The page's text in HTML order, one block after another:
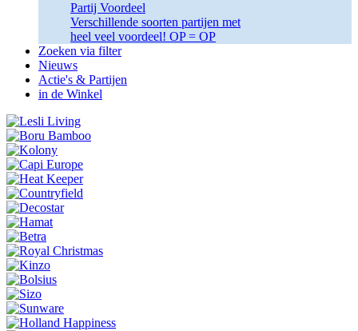
Partij Voordeel
Verschillende soorten partijen met
heel veel voordeel! OP = OP
Zoeken via filter
Nieuws
Actie's & Partijen
in de Winkel